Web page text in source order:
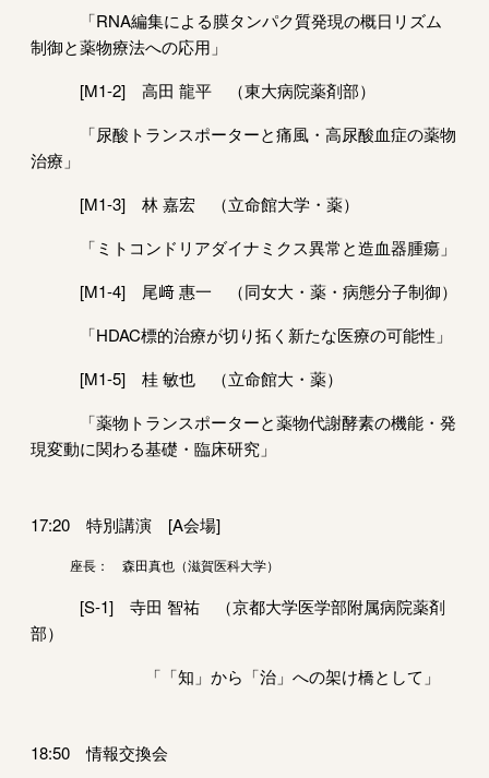
「RNA編集による膜タンパク質発現の概日リズム
制御と薬物療法への応用」
[M1-2] 高田 龍平 （東大病院薬剤部）
「尿酸トランスポーターと痛風・高尿酸血症の薬物
治療」
[M1-3] 林 嘉宏 （立命館大学・薬）
「ミトコンドリアダイナミクス異常と造血器腫瘍」
[M1-4] 尾﨑 惠一 （同女大・薬・病態分子制御）
「HDAC標的治療が切り拓く新たな医療の可能性」
[M1-5] 桂 敏也 （立命館大・薬）
「薬物トランスポーターと薬物代謝酵素の機能・発
現変動に関わる基礎・臨床研究」
17:20 特別講演 [A会場]
座長： 森田真也（滋賀医科大学）
[S-1] 寺田 智祐 （京都大学医学部附属病院薬剤
部）
「「知」から「治」への架け橋として」
18:50 情報交換会